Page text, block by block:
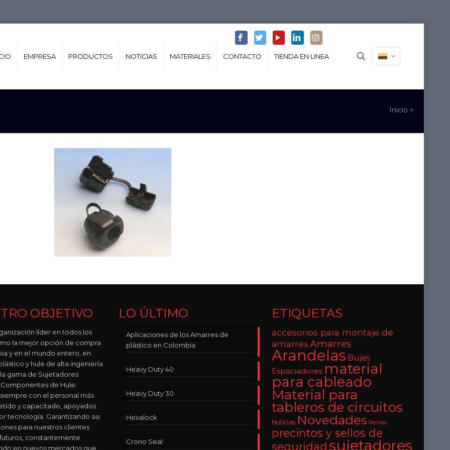
EMPRESA PRODUCTOS NOTICIAS MATERIALES CONTACTO TIENDA EN LINEA
OBJETIVO
líder en todos los
la mejor opción de compra
y en el mundo entero, en
y hule de alta ingeniería
gama de Sujetadores
de Hule.
con el personal más
y capacitado, apoyados
tecnología. Garantizando asi
para nuestros clientes
constantemente
en nuevos mercados que
LO ÚLTIMO
Aplicaciones de los Amarres de
plástico en Colombia
Heavy Duty 40
Heavy Duty 30
Hexalock
Crono Seal
ETIQUETAS
accesorios para montaje de
amarresAmarres
Arandelas Bujes
Espaciadores material
para cableado
Material para
tableros de circuitos
Noticias Novedades Perillas
precintos y sellos de
seguridadsujetadores